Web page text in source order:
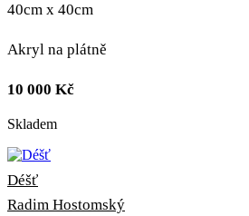
40cm x 40cm
Akryl na plátně
10 000 Kč
Skladem
Déšť
Radim Hostomský